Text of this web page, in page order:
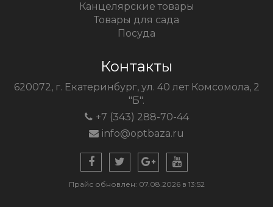
Канцелярские товары
Товары для сада
Посуда
Контакты
620072, г. Екатеринбург, ул. 40 лет Комсомола, 2
"Б".
+7 (343) 288-70-44
info@optbaza.ru
Прайс обновлен: 07.08.2026 в 13:52